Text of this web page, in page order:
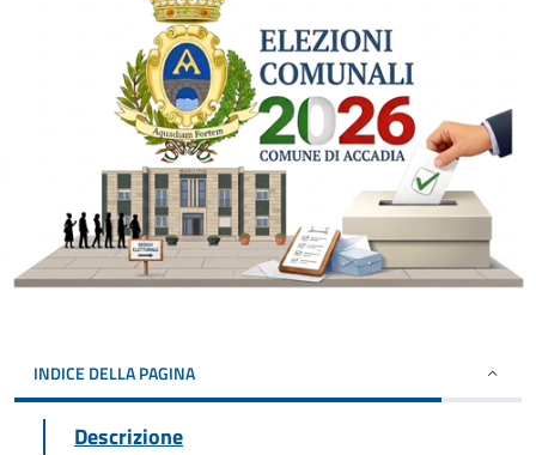
INDICE DELLA PAGINA
Descrizione